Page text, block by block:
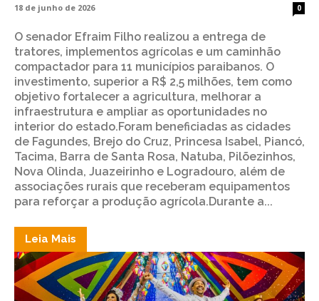
18 de junho de 2026 0
O senador Efraim Filho realizou a entrega de
tratores, implementos agrícolas e um caminhão
compactador para 11 municípios paraibanos. O
investimento, superior a R$ 2,5 milhões, tem como
objetivo fortalecer a agricultura, melhorar a
infraestrutura e ampliar as oportunidades no
interior do estado.Foram beneficiadas as cidades
de Fagundes, Brejo do Cruz, Princesa Isabel, Piancó,
Tacima, Barra de Santa Rosa, Natuba, Pilõezinhos,
Nova Olinda, Juazeirinho e Logradouro, além de
associações rurais que receberam equipamentos
para reforçar a produção agrícola.Durante a...
Leia Mais